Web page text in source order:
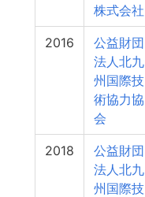
株式会社
2016
公益財団
法人北九
州国際技
術協力協
会
2018
公益財団
法人北九
州国際技